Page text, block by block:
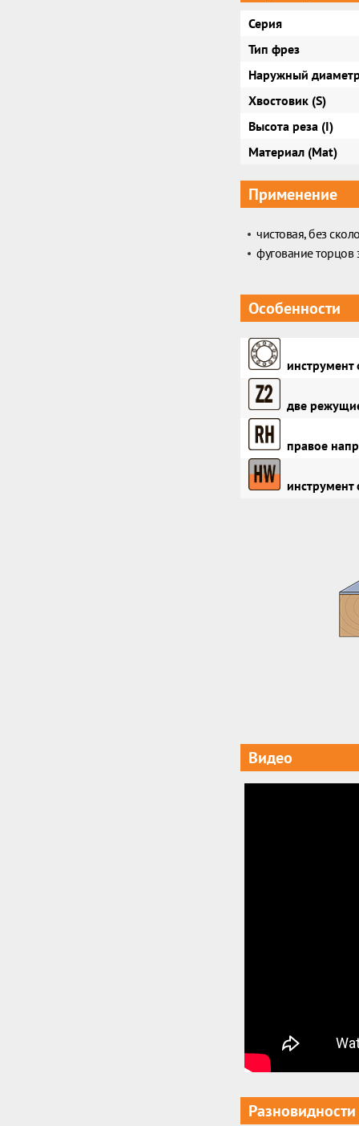
Серия
Тип фрез
Наружный
Хвостовик (S)
Высота реза (I)
Материал (Mat)
Применение
чистовая, без
фугование торцов
Особенности
две
правое
Видео
Разновидности